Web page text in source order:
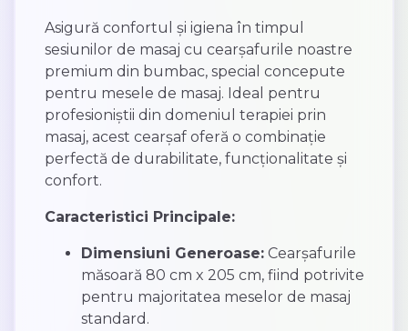
Asigură confortul și igiena în timpul
sesiunilor de masaj cu cearșafurile noastre
premium din bumbac, special concepute
pentru mesele de masaj. Ideal pentru
profesioniștii din domeniul terapiei prin
masaj, acest cearșaf oferă o combinație
perfectă de durabilitate, funcționalitate și
confort.
Caracteristici Principale:
Dimensiuni Generoase:Cearșafurile
măsoară 80 cm x 205 cm, fiind potrivite
pentru majoritatea meselor de masaj
standard.